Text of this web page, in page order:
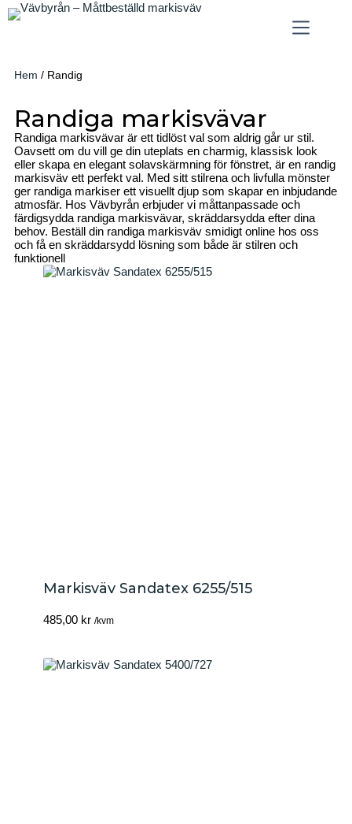
Hem / Randig
Randiga markisvävar
Randiga markisvävar är ett tidlöst val som aldrig går ur stil.
Oavsett om du vill ge din uteplats en charmig, klassisk look
eller skapa en elegant solavskärmning för fönstret, är en randig
markisväv ett perfekt val. Med sitt stilrena och livfulla mönster
ger randiga markiser ett visuellt djup som skapar en inbjudande
atmosfär. Hos Vävbyrån erbjuder vi måttanpassade och
färdigsydda randiga markisvävar, skräddarsydda efter dina
behov. Beställ din randiga markisväv smidigt online hos oss
och få en skräddarsydd lösning som både är stilren och
funktionell
Markisväv Sandatex 6255/515
485,00 kr /kvm